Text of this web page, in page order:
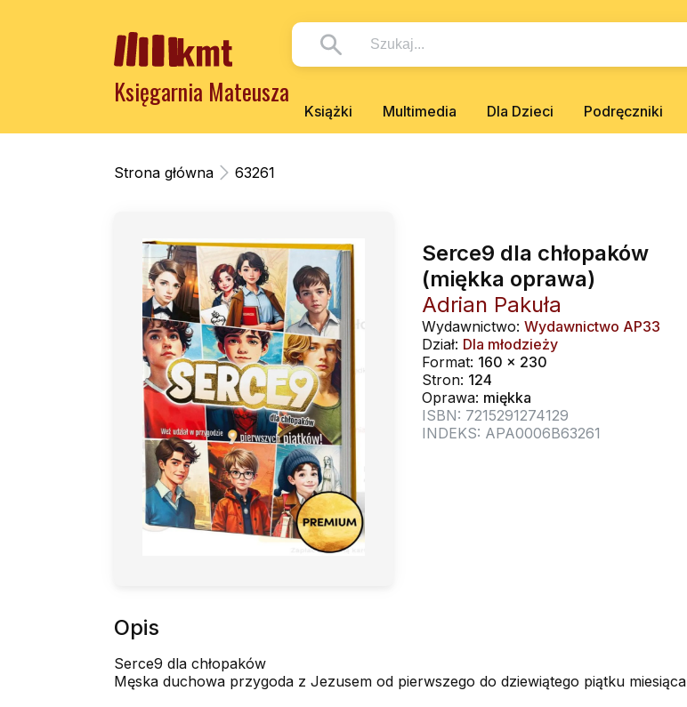
Księgarnia Mateusza
Książki Multimedia Dla Dzieci Podręczniki
Strona główna 63261
Serce9 dla chłopaków
(miękka oprawa)
Adrian Pakuła
Wydawnictwo: Wydawnictwo AP33
Dział: Dla młodzieży
Format: 160 x 230
Stron: 124
Oprawa: miękka
ISBN: 7215291274129
INDEKS: APA0006B63261
Opis
Serce9 dla chłopaków
Męska duchowa przygoda z Jezusem od pierwszego do dziewiątego piątku miesiąca